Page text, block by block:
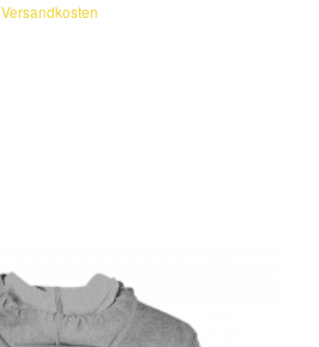
Versandkosten